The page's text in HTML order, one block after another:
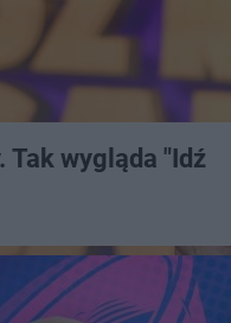
Tak wygląda "Idź